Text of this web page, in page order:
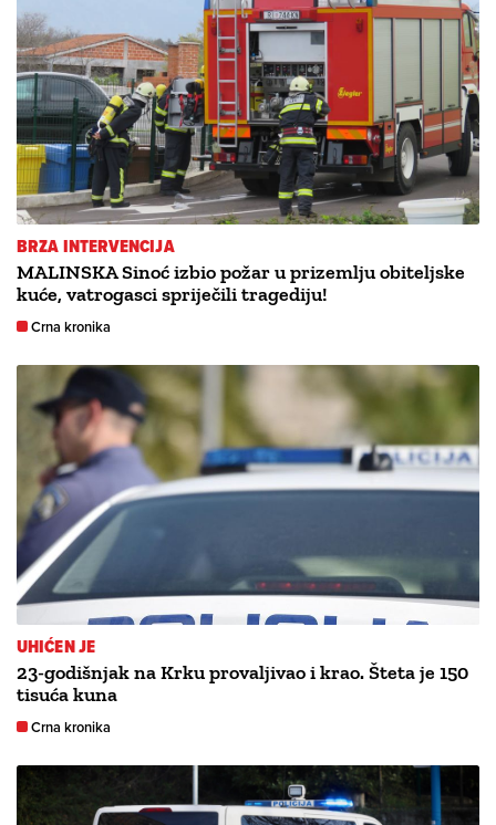
BRZA INTERVENCIJA
MALINSKA Sinoć izbio požar u prizemlju obiteljske
kuće, vatrogasci spriječili tragediju!
Crna kronika
UHIĆEN JE
23-godišnjak na Krku provaljivao i krao. Šteta je 150
tisuća kuna
Crna kronika